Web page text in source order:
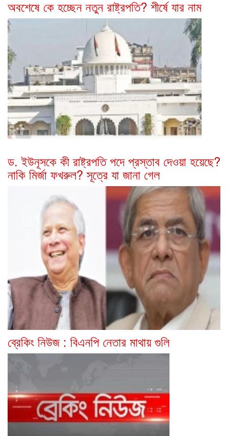
অবশেষে কে হচ্ছেন নতুন রাষ্ট্রপতি? শীর্ষে যার নাম
ড. ইউনূসকে কী রাষ্ট্রপতি পদে প্রস্তাব দেওয়া হয়েছে?
নাকি মির্জা ফখরুল? সূত্রে যা জানা গেল
ব্রেকিং নিউজ : বিএনপি নেতার মাথায় গুলি